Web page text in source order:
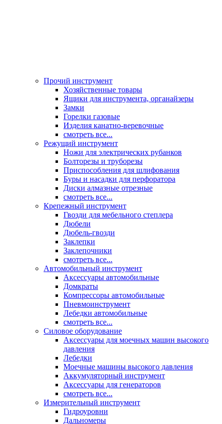
Прочий инструмент
Хозяйственные товары
Ящики для инструмента, органайзеры
Замки
Горелки газовые
Изделия канатно-веревочные
смотреть все...
Режущий инструмент
Ножи для электрических рубанков
Болторезы и труборезы
Приспособления для шлифования
Буры и насадки для перфоратора
Диски алмазные отрезные
смотреть все...
Крепежный инструмент
Гвозди для мебельного степлера
Дюбели
Дюбель-гвозди
Заклепки
Заклепочники
смотреть все...
Автомобильный инструмент
Аксессуары автомобильные
Домкраты
Компрессоры автомобильные
Пневмоинструмент
Лебедки автомобильные
смотреть все...
Силовое оборудование
Аксессуары для моечных машин высокого
давления
Лебедки
Моечные машины высокого давления
Аккумуляторный инструмент
Аксессуары для генераторов
смотреть все...
Измерительный инструмент
Гидроуровни
Дальномеры